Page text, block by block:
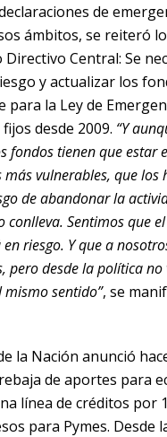
de
ámbitos, se reiteró
Directivo Central: Se
y actualizar los
para la Ley de
desde 2009. “Y
fondos tienen que estar
vulnerables, que los
de abandonar la
conlleva. Sentimos que
riesgo. Y que a
pero desde la política no
mismo sentido”, se
la Nación anunció
de aportes para
línea de créditos por
para Pymes. Desde